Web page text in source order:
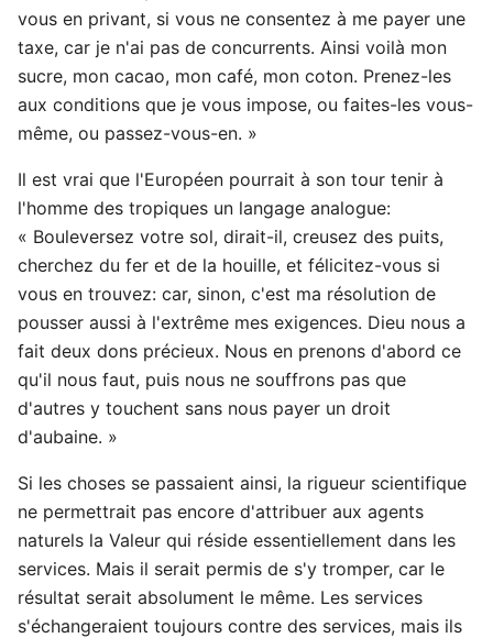
vous en privant, si vous ne consentez à me payer une
taxe, car je n'ai pas de concurrents. Ainsi voilà mon
sucre, mon cacao, mon café, mon coton. Prenez-les
aux conditions que je vous impose, ou faites-les vous-
même, ou passez-vous-en. »
Il est vrai que l'Européen pourrait à son tour tenir à
l'homme des tropiques un langage analogue:
« Bouleversez votre sol, dirait-il, creusez des puits,
cherchez du fer et de la houille, et félicitez-vous si
vous en trouvez: car, sinon, c'est ma résolution de
pousser aussi à l'extrême mes exigences. Dieu nous a
fait deux dons précieux. Nous en prenons d'abord ce
qu'il nous faut, puis nous ne souffrons pas que
d'autres y touchent sans nous payer un droit
d'aubaine. »
Si les choses se passaient ainsi, la rigueur scientifique
ne permettrait pas encore d'attribuer aux agents
naturels la Valeur qui réside essentiellement dans les
services. Mais il serait permis de s'y tromper, car le
résultat serait absolument le même. Les services
s'échangeraient toujours contre des services, mais ils